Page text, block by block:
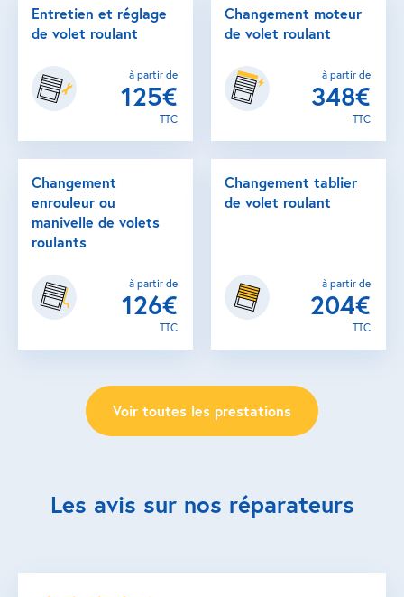
Entretien et réglage
de volet roulant
à partir de
125€
TTC
Changement moteur
de volet roulant
à partir de
348€
TTC
Changement
enrouleur ou
manivelle de volets
roulants
à partir de
126€
TTC
Changement tablier
de volet roulant
à partir de
204€
TTC
Voir toutes les prestations
Les avis sur nos réparateurs